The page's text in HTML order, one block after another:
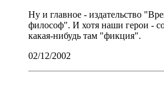
Ну и главное - издательство
философ". И хотя наши герои -
какая-нибудь там "фикция".
02/12/2002